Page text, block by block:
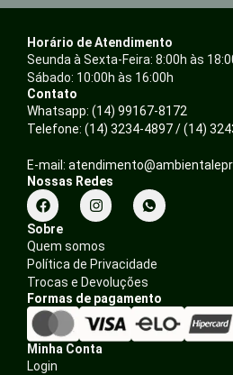
Horário de Atendimento
Seunda à Sexta-Feira: 8:00h às
Sábado: 10:00h às 16:00h
Contato
Whatsapp: (14) 99167-8172
Telefone: (14) 3234-4897 / (14)
E-mail:
Nossas Redes
F
a
c
e
b
o
o
k
I
n
s
a
g
r
a
m
Sobre
Quem somos
Política de Privacidade
Trocas e Devoluções
Formas de pagamento
Minha Conta
Login